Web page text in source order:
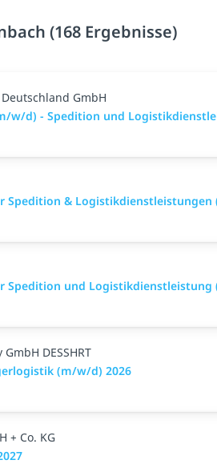
(168 Ergebnisse)
GmbH
w/d) - Spedition und
Spedition &
Spedition und
DESSHRT
(m/w/d) 2026
+ Co. KG